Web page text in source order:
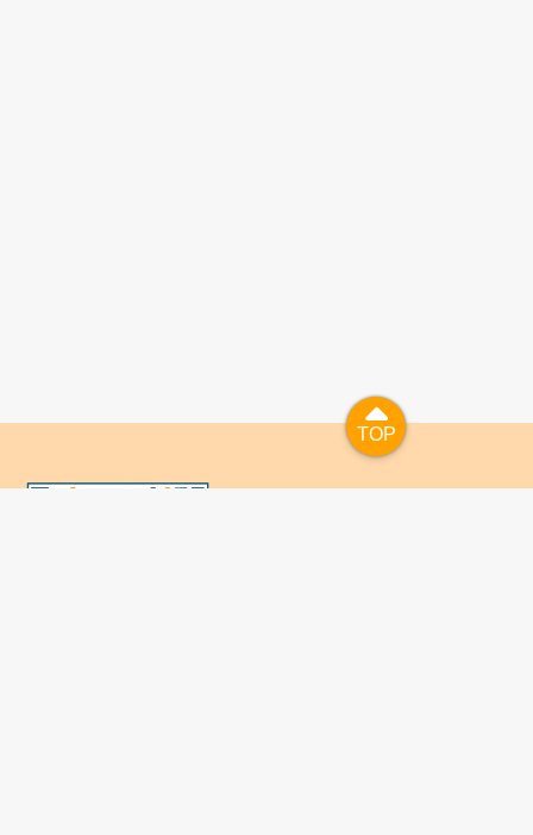
TOP
TOP